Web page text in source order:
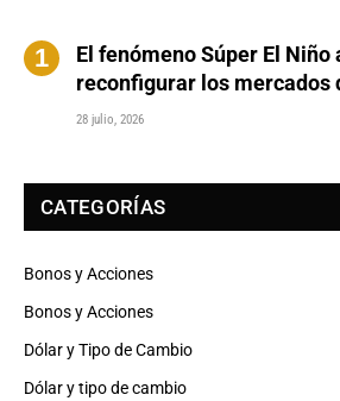
El fenómeno Súper El Niño
reconfigurar los mercados
28 julio, 2026
CATEGORÍAS
Bonos y Acciones
Bonos y Acciones
Dólar y Tipo de Cambio
Dólar y tipo de cambio